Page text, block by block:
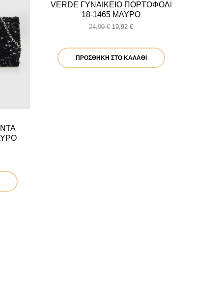
VERDE ΓΥΝΑΙΚΕΙΟ ΠΟΡΤΟΦΟΛΙ
18-1465 ΜΑΥΡΟ
24,90€ Original
was:
24,90 €.
19,92 €Η
τιμή
είναι:
19,92 €.
ΠΡΟΣΘΉΚΗ ΣΤΟ ΚΑΛΆΘΙ